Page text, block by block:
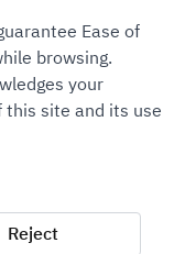
Customs Authority
AM
Ease of
browsing.
your
this site and its use
Reject